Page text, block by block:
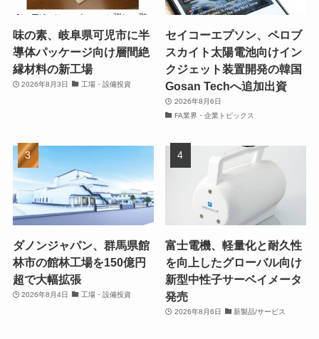
味の素、岐阜県可児市に半
導体パッケージ向け層間絶
縁材料の新工場
2026年8月3日 工場・設備投資
セイコーエプソン、ペロブ
スカイト太陽電池向けイン
クジェット装置開発の韓国
Gosan Techへ追加出資
2026年8月6日
FA業界・企業トピックス
ダノンジャパン、群馬県館
林市の館林工場を150億円
超で大幅拡張
2026年8月4日 工場・設備投資
富士電機、軽量化と耐久性
を向上したグローバル向け
新型中性子サーベイメータ
発売
2026年8月6日 新製品/サービス